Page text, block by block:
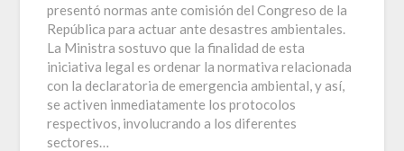
presentó normas ante comisión del Congreso de la
República para actuar ante desastres ambientales.
La Ministra sostuvo que la finalidad de esta
iniciativa legal es ordenar la normativa relacionada
con la declaratoria de emergencia ambiental, y así,
se activen inmediatamente los protocolos
respectivos, involucrando a los diferentes
sectores…